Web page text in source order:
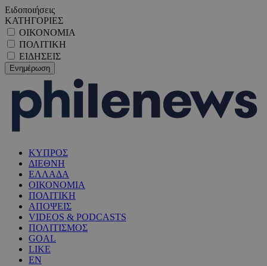
Ειδοποιήσεις
ΚΑΤΗΓΟΡΙΕΣ
ΟΙΚΟΝΟΜΙΑ
ΠΟΛΙΤΙΚΗ
ΕΙΔΗΣΕΙΣ
ΚΥΠΡΟΣ
ΔΙΕΘΝΗ
ΕΛΛΑΔΑ
ΟΙΚΟΝΟΜΙΑ
ΠΟΛΙΤΙΚΗ
ΑΠΟΨΕΙΣ
VIDEOS & PODCASTS
ΠΟΛΙΤΙΣΜΟΣ
GOAL
LIKE
EN